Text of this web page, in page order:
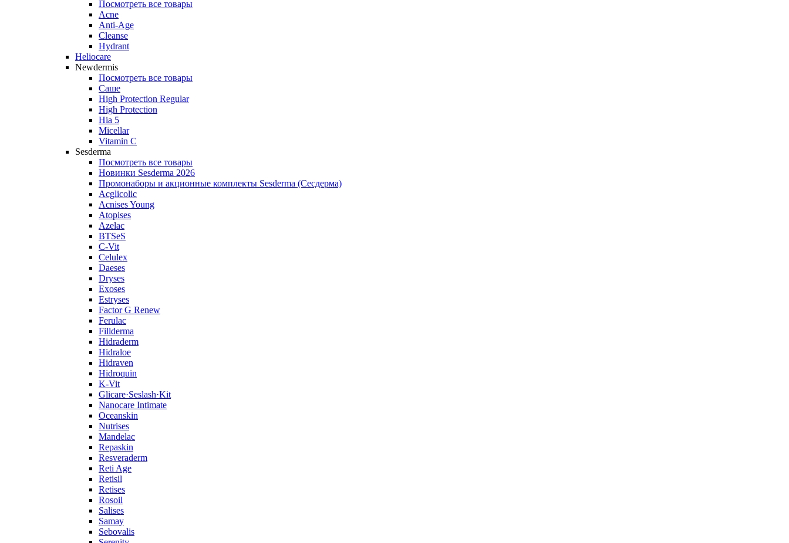
Посмотреть все товары
Acne
Anti‑Age
Cleanse
Hydrant
Heliocare
Newdermis
Посмотреть все товары
Саше
High Protection Regular
High Protection
Hia 5
Micellar
Vitamin C
Sesderma
Посмотреть все товары
Новинки Sesderma 2026
Промонаборы и акционные комплекты Sesderma (Сесдерма)
Acglicolic
Acnises Young
Atopises
Azelac
BTSeS
C‑Vit
Celulex
Daeses
Dryses
Exoses
Estryses
Factor G Renew
Ferulac
Fillderma
Hidraderm
Hidraloe
Hidraven
Hidroquin
K-Vit
Glicare·Seslash·Kit
Nanocare Intimate
Oceanskin
Nutrises
Mandelac
Repaskin
Resveraderm
Reti Age
Retisil
Retises
Rosoil
Salises
Samay
Sebovalis